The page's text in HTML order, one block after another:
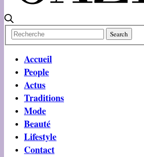
Accueil
People
Actus
Traditions
Mode
Beauté
Lifestyle
Contact